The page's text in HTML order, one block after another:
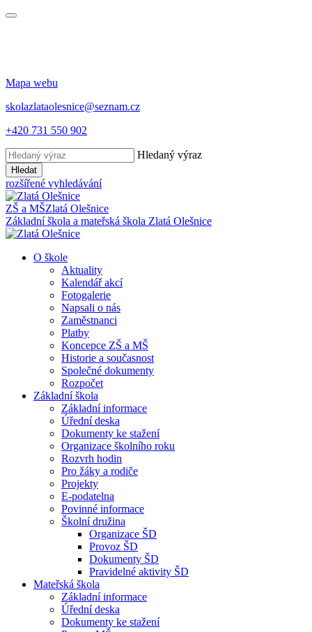
Mapa webu
skolazlataolesnice@seznam.cz
+420 731 550 902
Hledaný výraz
Hledat
rozšířené vyhledávání
ZŠ a MŠZlatá Olešnice
Základní škola a mateřská škola Zlatá Olešnice
O škole
Aktuality
Kalendář akcí
Fotogalerie
Napsali o nás
Zaměstnanci
Platby
Koncepce ZŠ a MŠ
Historie a současnost
Společné dokumenty
Rozpočet
Základní škola
Základní informace
Úřední deska
Dokumenty ke stažení
Organizace školního roku
Rozvrh hodin
Pro žáky a rodiče
Projekty
E-podatelna
Povinné informace
Školní družina
Organizace ŠD
Provoz ŠD
Dokumenty ŠD
Pravidelné aktivity ŠD
Mateřská škola
Základní informace
Úřední deska
Dokumenty ke stažení